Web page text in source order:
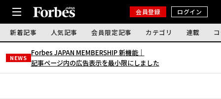
会員登録 ログイン
新着記事 人気記事 会員限定記事 カテゴリ 連載
NEWS
Forbes JAPAN MEMBERSHIP 新機能｜
記事ページ内の広告表示を最小限にしました